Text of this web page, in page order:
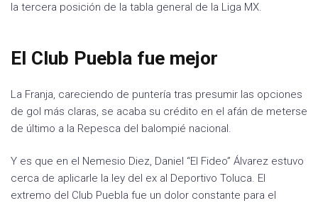
la tercera posición de la tabla general de la Liga MX.
El Club Puebla fue mejor
La Franja, careciendo de puntería tras presumir las opciones
de gol más claras, se acaba su crédito en el afán de meterse
de último a la Repesca del balompié nacional.
Y es que en el Nemesio Diez, Daniel “El Fideo” Álvarez estuvo
cerca de aplicarle la ley del ex al Deportivo Toluca. El
extremo del Club Puebla fue un dolor constante para el